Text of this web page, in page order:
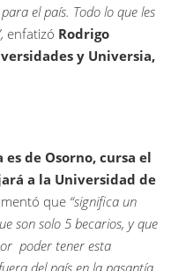
el país. Todo lo que les
enfatizó Rodrigo
y Universia,
es de Osorno, cursa el
a la Universidad de
que “significa un
son solo 5 becarios, y que
poder tener esta